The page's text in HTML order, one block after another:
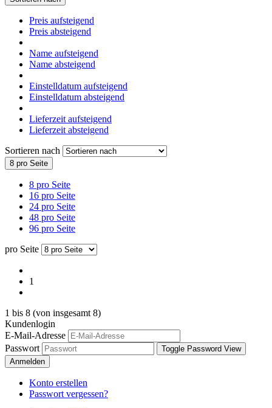
Preis aufsteigend
Preis absteigend
Name aufsteigend
Name absteigend
Einstelldatum aufsteigend
Einstelldatum absteigend
Lieferzeit aufsteigend
Lieferzeit absteigend
Sortieren nach
8 pro Seite
8 pro Seite
16 pro Seite
24 pro Seite
48 pro Seite
96 pro Seite
pro Seite
1
1 bis 8 (von insgesamt 8)
Kundenlogin
E-Mail-Adresse
Passwort
Toggle Password View
Anmelden
Konto erstellen
Passwort vergessen?